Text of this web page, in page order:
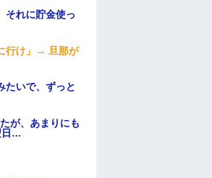
それに貯金使っ
行け」→ 旦那が
たいで、ずっと
が、あまりにも
日…